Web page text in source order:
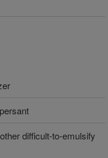
difficult-to-emulsify